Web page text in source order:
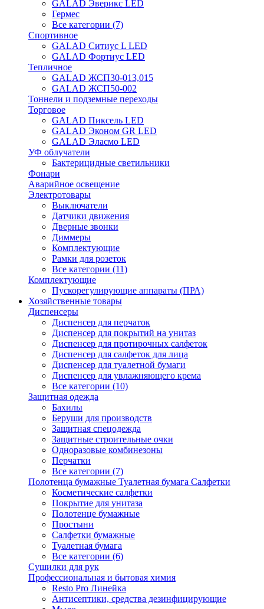
GALAD Эверикс LED
Гермес
Все категории (7)
Спортивное
GALAD Ситиус L LED
GALAD Фортиус LED
Тепличное
GALAD ЖСП30-013,015
GALAD ЖСП50-002
Тоннели и подземные переходы
Торговое
GALAD Пиксель LED
GALAD Эконом GR LED
GALAD Эласмо LED
УФ облучатели
Бактерицидные светильники
Фонари
Аварийное освещение
Электротовары
Выключатели
Датчики движения
Дверные звонки
Диммеры
Комплектующие
Рамки для розеток
Все категории (11)
Комплектующие
Пускорегулирующие аппараты (ПРА)
Хозяйственные товары
Диспенсеры
Диспенсер для перчаток
Диспенсер для покрытий на унитаз
Диспенсер для протирочных салфеток
Диспенсер для салфеток для лица
Диспенсер для туалетной бумаги
Диспенсер для увлажняющего крема
Все категории (10)
Защитная одежда
Бахилы
Беруши для производств
Защитная спецодежда
Защитные строительные очки
Одноразовые комбинезоны
Перчатки
Все категории (7)
Полотенца бумажные Туалетная бумага Салфетки
Косметические салфетки
Покрытие для унитаза
Полотенце бумажные
Простыни
Салфетки бумажные
Туалетная бумага
Все категории (6)
Сушилки для рук
Профессиональная и бытовая химия
Resto Pro Линейка
Антисептики, средства дезинфицирующие